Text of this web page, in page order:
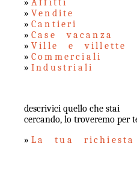
» Affitti
» Vendite
» Cantieri
» Case vacanza
» Ville e villette
» Commerciali
» Industriali
descrivici quello che stai
cercando, lo troveremo per
» La tua richiesta